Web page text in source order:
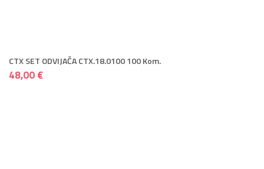
CTX SET ODVIJAČA CTX.18.0100 100 Kom.
48,00 €